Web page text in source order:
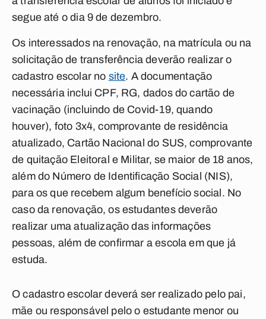
segue até o dia 9 de dezembro.
Os interessados na renovação, na matrícula ou na
solicitação de transferência deverão realizar o
cadastro escolar no site. A documentação
necessária inclui CPF, RG, dados do cartão de
vacinação (incluindo de Covid-19, quando
houver), foto 3x4, comprovante de residência
atualizado, Cartão Nacional do SUS, comprovante
de quitação Eleitoral e Militar, se maior de 18 anos,
além do Número de Identificação Social (NIS),
para os que recebem algum benefício social. No
caso da renovação, os estudantes deverão
realizar uma atualização das informações
pessoas, além de confirmar a escola em que já
estuda.
O cadastro escolar deverá ser realizado pelo pai,
mãe ou responsável pelo o estudante menor ou